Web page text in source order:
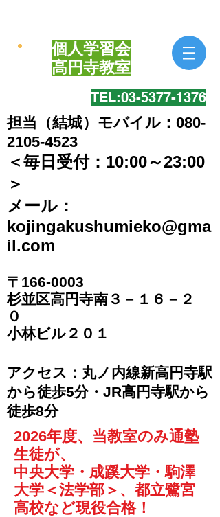
個人学習会
​高円寺教室
TEL:​03-5377-1376
担当（結城）モバイル：080-
2105-4523
＜毎日受付：10:00～23:00
＞
​メール：
kojingakushumieko@gma
il.com
〒166-0003
​杉並区高円寺南３－１６－２
０
​小林ビル２０１
​アクセス：丸ノ内線新高円寺駅
から徒歩5分・JR高円寺駅から
徒歩8分
2026年度、当教室のみ通塾
生徒が、
中央大学・成蹊大学・駒澤
大学＜法学部＞、都立鷺宮
高校など現役合格！